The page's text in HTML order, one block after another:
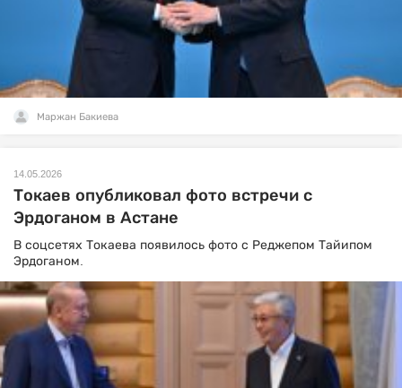
Маржан Бакиева
14.05.2026
Токаев опубликовал фото встречи с
Эрдоганом в Астане
В соцсетях Токаева появилось фото с Реджепом Тайипом
Эрдоганом.